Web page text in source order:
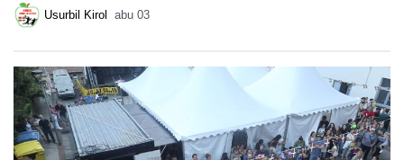
Usurbil Kirol abu 03